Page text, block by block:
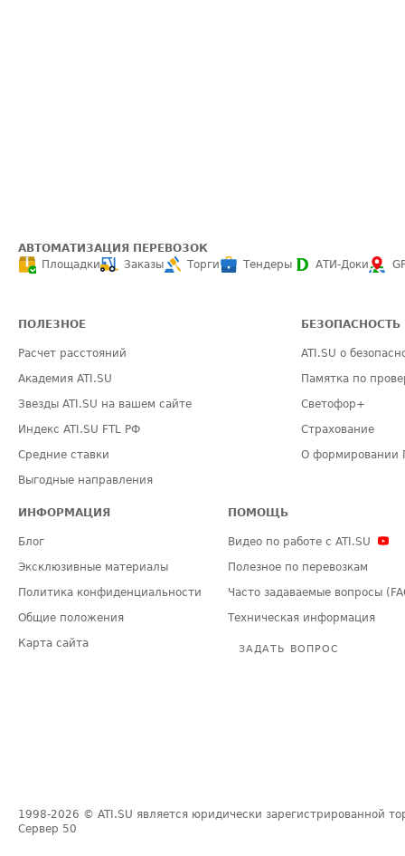
АВТОМАТИЗАЦИЯ ПЕРЕВОЗОК
Площадки
Заказы Торги Тендеры АТИ-Доки
ПОЛЕЗНОЕ
Расчет расстояний
Академия ATI.SU
Звезды ATI.SU на вашем сайте
Индекс ATI.SU FTL РФ
Средние ставки
Выгодные направления
БЕЗОПАСНОСТЬ
ATI.SU о
Памятка по
Светофор+
Страхование
О формировании
ИНФОРМАЦИЯ
Блог
Эксклюзивные материалы
Политика конфиденциальности
Общие положения
Карта сайта
ПОМОЩЬ
Видео по работе с ATI.SU
Полезное по перевозкам
Часто задаваемые вопросы
Техническая информация
ЗАДАТЬ ВОПРОС
1998-2026 © ATI.SU является юридически зарегистрированной
Сервер 50